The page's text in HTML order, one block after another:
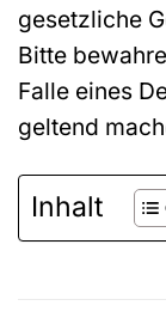
gesetzliche
Bitte
Falle eines
geltend
Inhalt